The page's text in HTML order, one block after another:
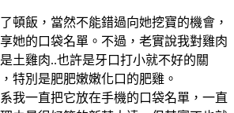
頓飯，當然不能錯過向她挖寶的機會，
她的口袋名單。不過，老實說我對雞肉
土雞肉..也許是牙口打小就不好的關
特別是肥肥嫩嫩化口的肥雞。
我一直把它放在手機的口袋名單，一直